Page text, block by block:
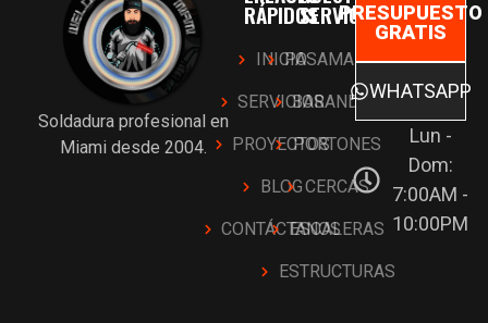
Soldadura profesional en
Miami desde 2004.
RÁPIDOS
INICIO
SERVICIOS
PROYECTOS
BLOG
CONTÁCTANOS
SERVICIOS
PASAMANOS
BARANDAS
PORTONES
CERCAS
ESCALERAS
ESTRUCTURAS
PRESUPUESTO
GRATIS
WHATSAPP
Lun -
Dom:
7:00AM -
10:00PM